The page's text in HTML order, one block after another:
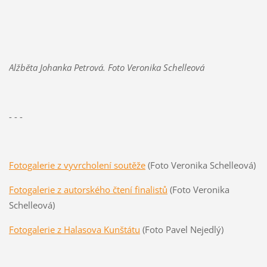
Alžběta Johanka Petrová. Foto Veronika Schelleová
- - -
Fotogalerie z vyvrcholení soutěže(Foto Veronika Schelleová)
Fotogalerie z autorského čtení finalistů (Foto Veronika
Schelleová)
Fotogalerie z Halasova Kunštátu (Foto Pavel Nejedlý)